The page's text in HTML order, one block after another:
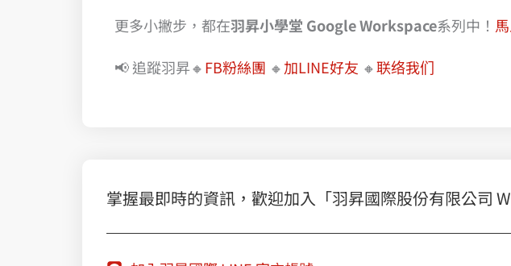
更多小撇步，都在羽昇小學堂 Google Workspace系列中！
📢 追蹤羽昇🔸FB粉絲團 🔸加LINE好友 🔸联络我们
掌握最即時的資訊，歡迎加入「羽昇國際股份有限公司